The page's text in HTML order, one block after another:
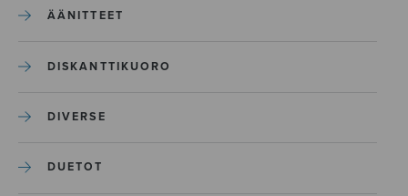
ÄÄNITTEET
DISKANTTIKUORO
DIVERSE
DUETOT